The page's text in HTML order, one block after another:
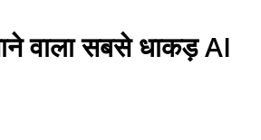
वाला सबसे धाकड़ AI